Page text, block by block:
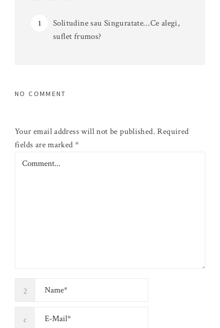
Solitudine sau Singuratate…Ce alegi,
suflet frumos?
NO COMMENT
Your email address will not be published. Required
fields are marked*